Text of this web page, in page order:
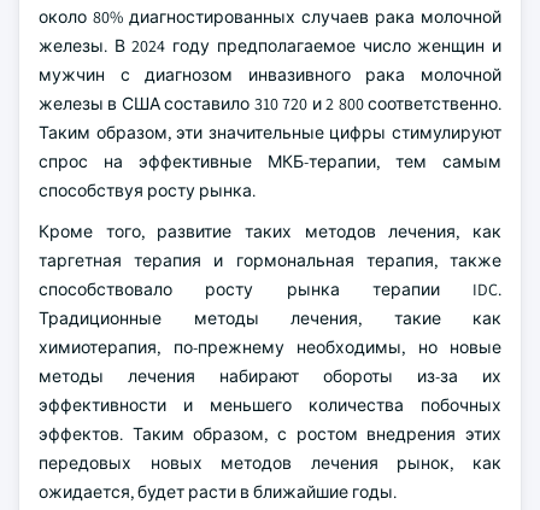
около 80% диагностированных случаев рака молочной
железы. В 2024 году предполагаемое число женщин и
мужчин с диагнозом инвазивного рака молочной
железы в США составило 310 720 и 2 800 соответственно.
Таким образом, эти значительные цифры стимулируют
спрос на эффективные МКБ-терапии, тем самым
способствуя росту рынка.
Кроме того, развитие таких методов лечения, как
таргетная терапия и гормональная терапия, также
способствовало росту рынка терапии IDC.
Традиционные методы лечения, такие как
химиотерапия, по-прежнему необходимы, но новые
методы лечения набирают обороты из-за их
эффективности и меньшего количества побочных
эффектов. Таким образом, с ростом внедрения этих
передовых новых методов лечения рынок, как
ожидается, будет расти в ближайшие годы.